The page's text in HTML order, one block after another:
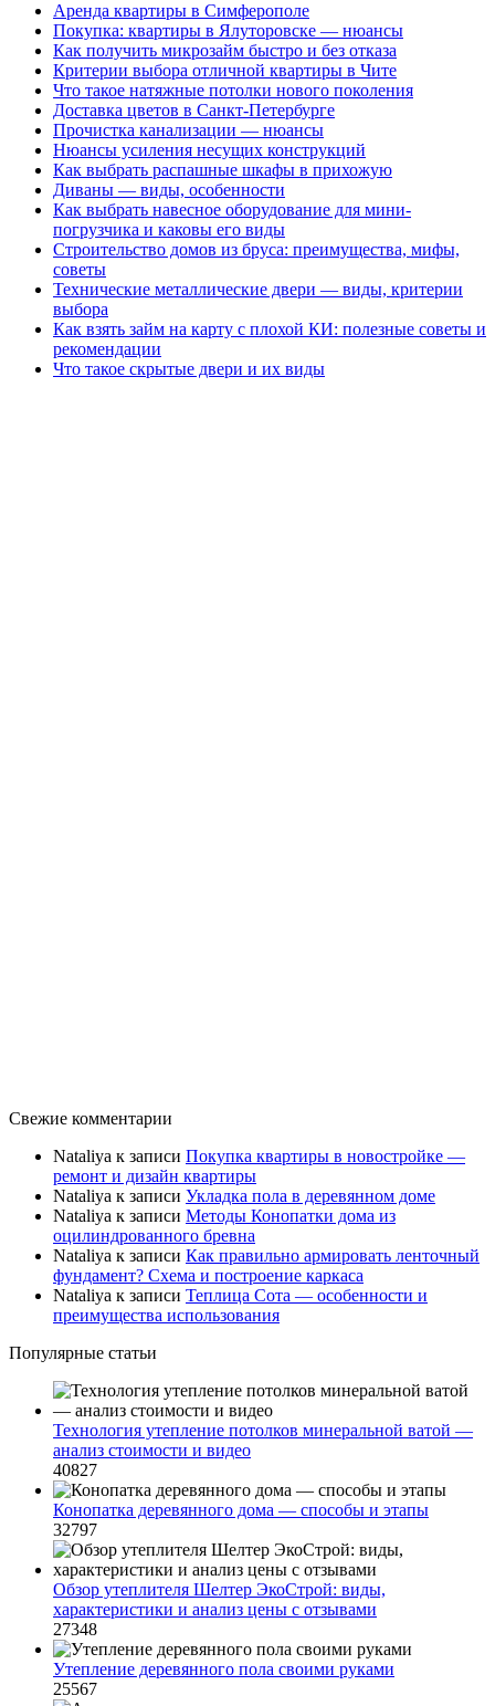
Аренда квартиры в Симферополе
Покупка: квартиры в Ялуторовске — нюансы
Как получить микрозайм быстро и без отказа
Критерии выбора отличной квартиры в Чите
Что такое натяжные потолки нового поколения
Доставка цветов в Санкт-Петербурге
Прочистка канализации — нюансы
Нюансы усиления несущих конструкций
Как выбрать распашные шкафы в прихожую
Диваны — виды, особенности
Как выбрать навесное оборудование для мини-
погрузчика и каковы его виды
Строительство домов из бруса: преимущества, мифы,
советы
Технические металлические двери — виды, критерии
выбора
Как взять займ на карту с плохой КИ: полезные советы и
рекомендации
Что такое скрытые двери и их виды
Свежие комментарии
Nataliya к записи Покупка квартиры в новостройке —
ремонт и дизайн квартиры
Nataliya к записи Укладка пола в деревянном доме
Nataliya к записи Методы Конопатки дома из
оцилиндрованного бревна
Nataliya к записи Как правильно армировать ленточный
фундамент? Схема и построение каркаса
Nataliya к записи Теплица Сота — особенности и
преимущества использования
Популярные статьи
Технология утепление потолков минеральной ватой —
анализ стоимости и видео
40827
Конопатка деревянного дома — способы и этапы
32797
Обзор утеплителя Шелтер ЭкоСтрой: виды,
характеристики и анализ цены с отзывами
27348
Утепление деревянного пола своими руками
25567